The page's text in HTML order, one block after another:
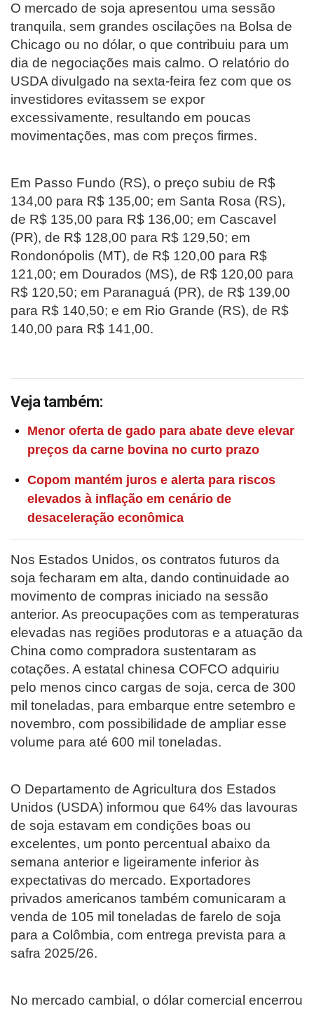
O mercado de soja apresentou uma sessão
tranquila, sem grandes oscilações na Bolsa de
Chicago ou no dólar, o que contribuiu para um
dia de negociações mais calmo. O relatório do
USDA divulgado na sexta-feira fez com que os
investidores evitassem se expor
excessivamente, resultando em poucas
movimentações, mas com preços firmes.
Em Passo Fundo (RS), o preço subiu de R$
134,00 para R$ 135,00; em Santa Rosa (RS),
de R$ 135,00 para R$ 136,00; em Cascavel
(PR), de R$ 128,00 para R$ 129,50; em
Rondonópolis (MT), de R$ 120,00 para R$
121,00; em Dourados (MS), de R$ 120,00 para
R$ 120,50; em Paranaguá (PR), de R$ 139,00
para R$ 140,50; e em Rio Grande (RS), de R$
140,00 para R$ 141,00.
Veja também:
Menor oferta de gado para abate deve elevar
preços da carne bovina no curto prazo
Copom mantém juros e alerta para riscos
elevados à inflação em cenário de
desaceleração econômica
Nos Estados Unidos, os contratos futuros da
soja fecharam em alta, dando continuidade ao
movimento de compras iniciado na sessão
anterior. As preocupações com as temperaturas
elevadas nas regiões produtoras e a atuação da
China como compradora sustentaram as
cotações. A estatal chinesa COFCO adquiriu
pelo menos cinco cargas de soja, cerca de 300
mil toneladas, para embarque entre setembro e
novembro, com possibilidade de ampliar esse
volume para até 600 mil toneladas.
O Departamento de Agricultura dos Estados
Unidos (USDA) informou que 64% das lavouras
de soja estavam em condições boas ou
excelentes, um ponto percentual abaixo da
semana anterior e ligeiramente inferior às
expectativas do mercado. Exportadores
privados americanos também comunicaram a
venda de 105 mil toneladas de farelo de soja
para a Colômbia, com entrega prevista para a
safra 2025/26.
No mercado cambial, o dólar comercial encerrou